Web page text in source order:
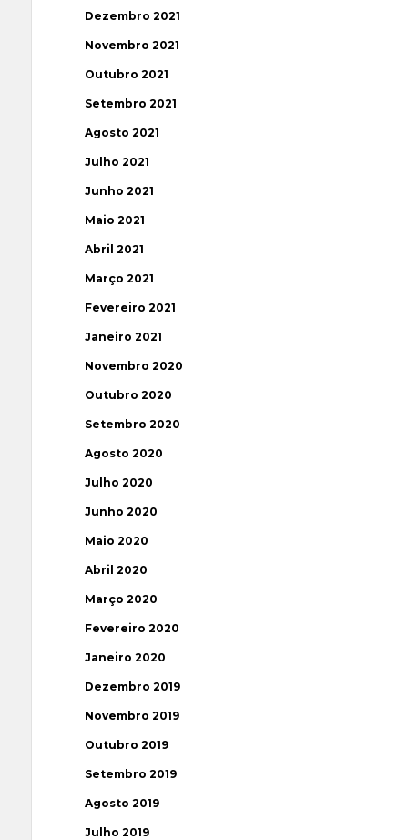
Dezembro 2021
Novembro 2021
Outubro 2021
Setembro 2021
Agosto 2021
Julho 2021
Junho 2021
Maio 2021
Abril 2021
Março 2021
Fevereiro 2021
Janeiro 2021
Novembro 2020
Outubro 2020
Setembro 2020
Agosto 2020
Julho 2020
Junho 2020
Maio 2020
Abril 2020
Março 2020
Fevereiro 2020
Janeiro 2020
Dezembro 2019
Novembro 2019
Outubro 2019
Setembro 2019
Agosto 2019
Julho 2019